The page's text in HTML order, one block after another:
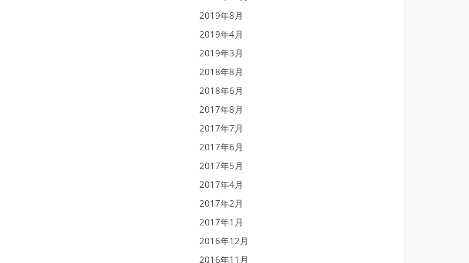
2019年8月
2019年4月
2019年3月
2018年8月
2018年6月
2017年8月
2017年7月
2017年6月
2017年5月
2017年4月
2017年2月
2017年1月
2016年12月
2016年11月